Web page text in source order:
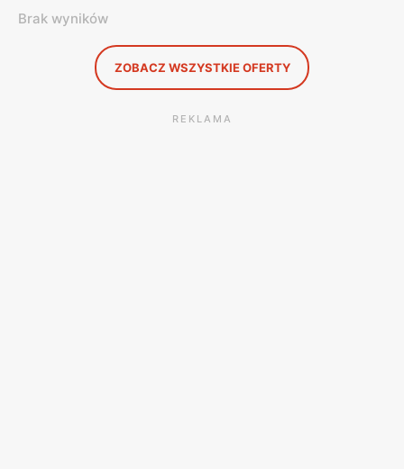
Brak wyników
ZOBACZ WSZYSTKIE OFERTY
REKLAMA